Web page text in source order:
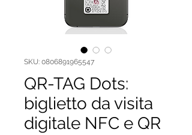
SKU: 0806891965547
QR-TAG Dots:
biglietto da visita
digitale NFC e QR